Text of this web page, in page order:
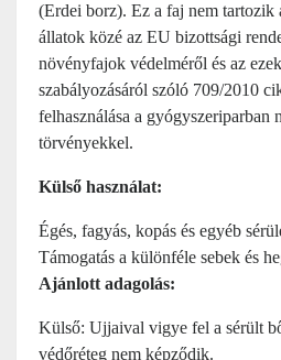
(Erdei borz). Ez a faj nem tartozik
állatok közé az EU bizottsági
növényfajok védelméről és az
szabályozásáról szóló 709/2010
felhasználása a gyógyszeriparban
törvényekkel.
Külső használat:
Égés, fagyás, kopás és egyéb
Támogatás a különféle sebek és
Ajánlott adagolás:
Külső: Ujjaival vigye fel a sérült
védőréteg nem képződik.